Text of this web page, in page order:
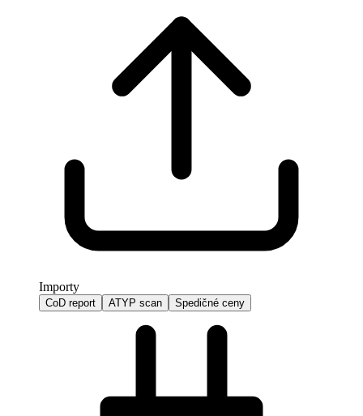
Importy
CoD report ATYP scan Spedičné ceny